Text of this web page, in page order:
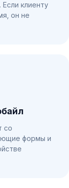
клиенту
он не
со
формы и